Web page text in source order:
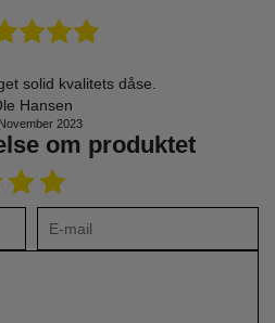
om produktet
solid kvalitets dåse.
Hansen
2023